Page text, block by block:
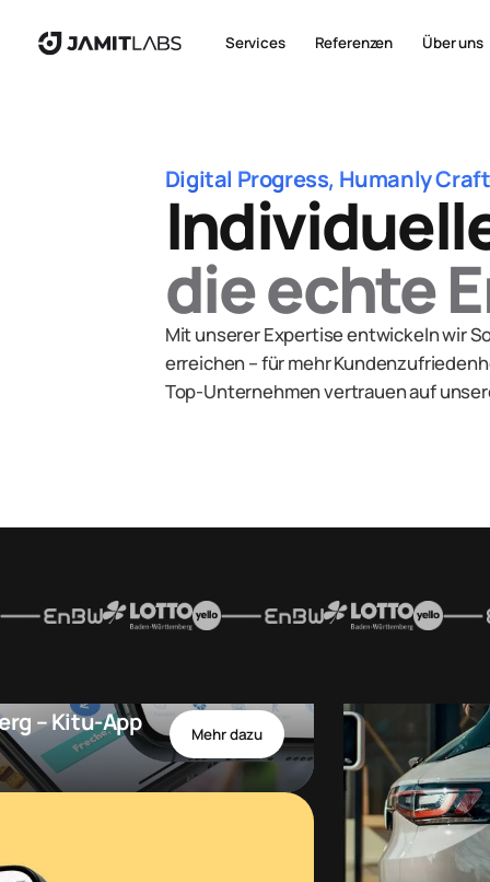
Services Referenzen Über uns
Digital Progress, Humanly
die echte
Mit unserer Expertise entwickeln wir
erreichen – für mehr
Top-Unternehmen vertrauen auf
– Kitu-App Mehr dazu